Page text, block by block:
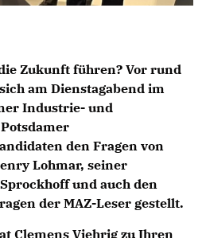
Zukunft führen? Vor rund
am Dienstagabend im
Industrie- und
den Fragen von
Lohmar, seiner
und auch den
der MAZ-Leser gestellt.
Clemens Viehrig zu Ihren